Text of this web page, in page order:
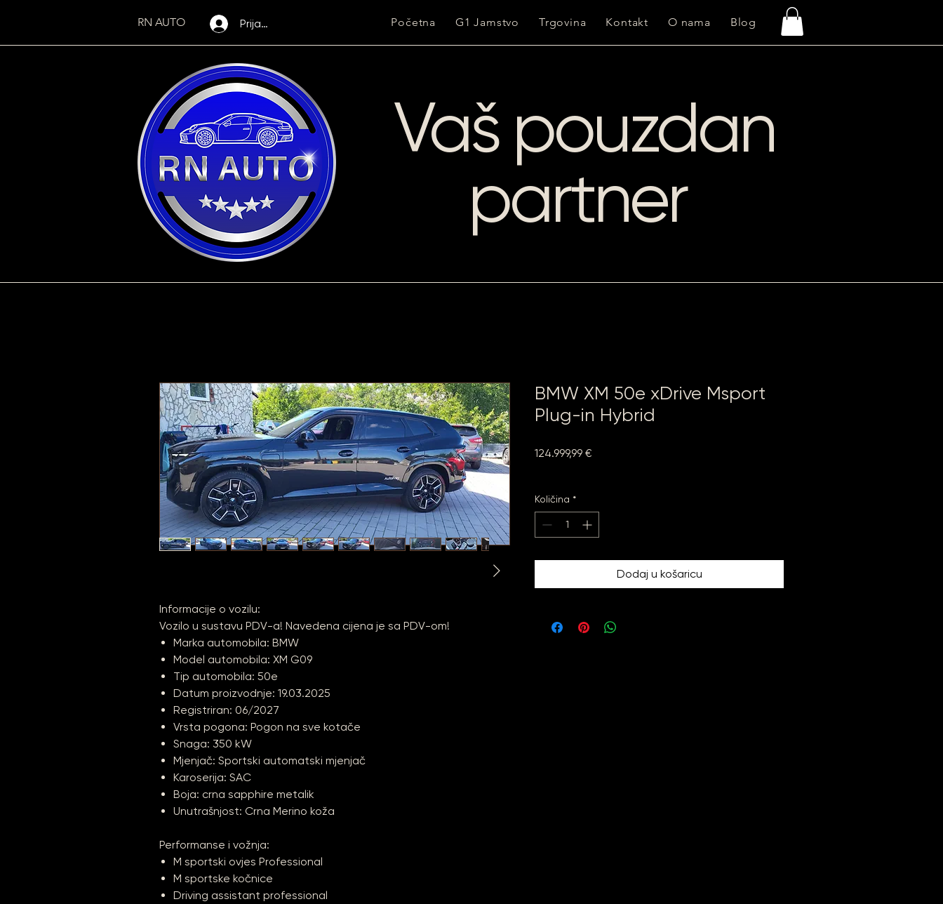
RN AUTO Prijava Početna G1 Jamstvo Trgovina Kontakt O nama Blog
Vaš pouzdan
partner
Informacije o vozilu:
Vozilo u sustavu PDV-a! Navedena cijena je sa PDV-om!
Marka automobila: BMW
Model automobila: XM G09
Tip automobila: 50e
Datum proizvodnje: 19.03.2025
Registriran: 06/2027
Vrsta pogona: Pogon na sve kotače
Snaga: 350 kW
Mjenjač: Sportski automatski mjenjač
Karoserija: SAC
Boja: crna sapphire metalik
Unutrašnjost: Crna Merino koža
Performanse i vožnja:
M sportski ovjes Professional
M sportske kočnice
Driving assistant professional
BMW XM 50e xDrive Msport
Plug-in Hybrid
124.999,99 €
Količina *
Dodaj u košaricu